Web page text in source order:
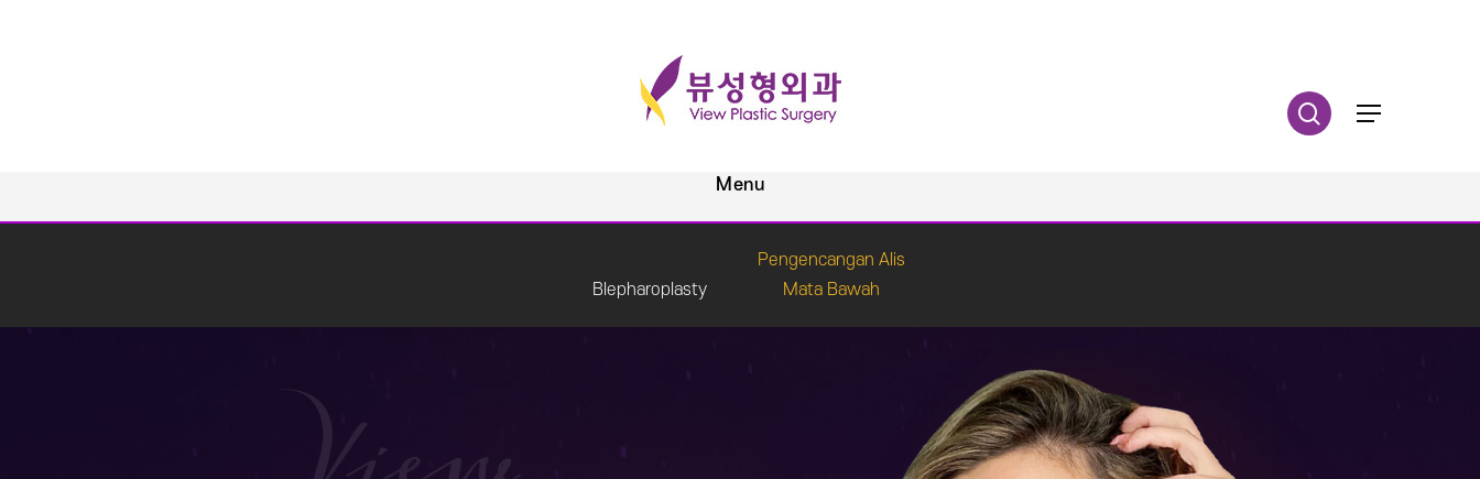
Blepharoplasty
Pengencangan Alis
Mata Bawah